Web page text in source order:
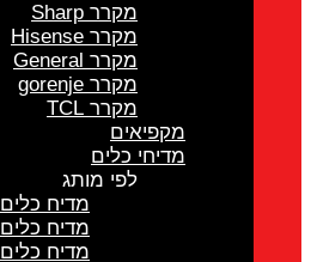
מקרר Sharp
מקרר Hisense
מקרר General
מקרר gorenje
מקרר TCL
מקפיאים
מדיחי כלים
לפי מותג
מדיח כלים Bosch
מדיח כלים beko
מדיח כלים Delonghi